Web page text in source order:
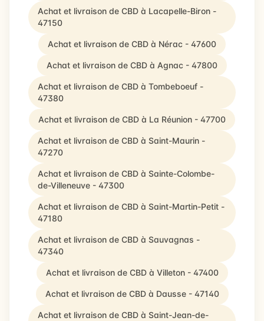
Achat et livraison de CBD à Lacapelle-Biron -
47150
Achat et livraison de CBD à Nérac - 47600
Achat et livraison de CBD à Agnac - 47800
Achat et livraison de CBD à Tombeboeuf -
47380
Achat et livraison de CBD à La Réunion - 47700
Achat et livraison de CBD à Saint-Maurin -
47270
Achat et livraison de CBD à Sainte-Colombe-
de-Villeneuve - 47300
Achat et livraison de CBD à Saint-Martin-Petit -
47180
Achat et livraison de CBD à Sauvagnas -
47340
Achat et livraison de CBD à Villeton - 47400
Achat et livraison de CBD à Dausse - 47140
Achat et livraison de CBD à Saint-Jean-de-